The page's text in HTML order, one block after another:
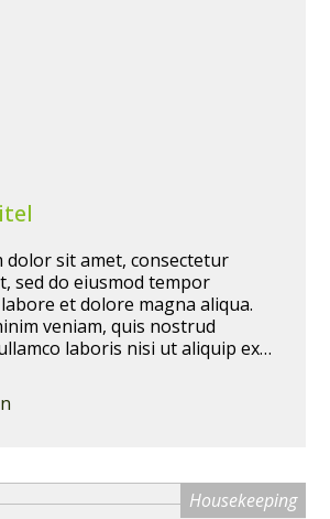
dolor sit amet, consectetur
sed do eiusmod tempor
et dolore magna aliqua.
veniam, quis nostrud
laboris nisi ut aliquip ex
in voluptate velit esse cillum
nulla pariatur. Excepteur sint
Housekeeping